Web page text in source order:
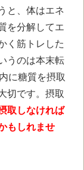
と、体はエネ
を分解してエ
く筋トレした
うのは本末転
に糖質を摂取
切です。摂取
取しなければ
もしれませ